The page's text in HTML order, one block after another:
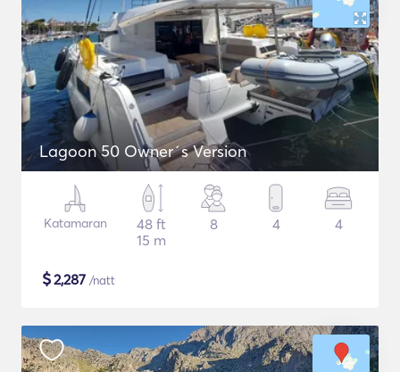
Lagoon 50 Owner´s Version
Katamaran
48 ft
15 m
8 4 4
$2,287 /natt